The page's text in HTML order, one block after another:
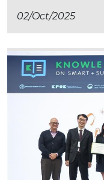
02/oct/2025